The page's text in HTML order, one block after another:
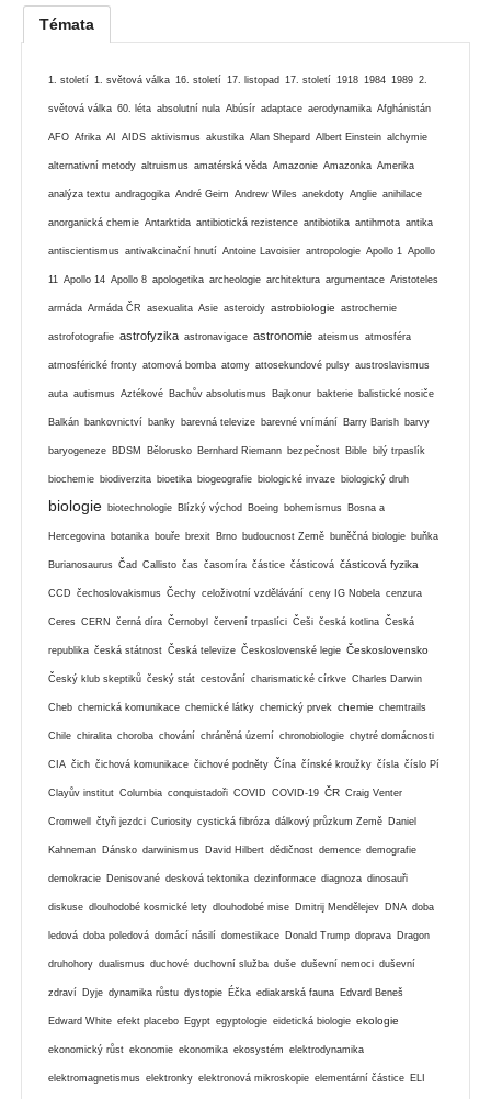
Témata
1. století 1. světová válka 16. století 17. listopad 17. století 1918 1984 1989 2.
světová válka 60. léta absolutní nula Abúsír adaptace aerodynamika Afghánistán
AFO Afrika AI AIDS aktivismus akustika Alan Shepard Albert Einstein alchymie
alternativní metody altruismus amatérská věda Amazonie Amazonka Amerika
analýza textu andragogika André Geim Andrew Wiles anekdoty Anglie anihilace
anorganická chemie Antarktida antibiotická rezistence antibiotika antihmota antika
antiscientismus antivakcinační hnutí Antoine Lavoisier antropologie Apollo 1 Apollo
11 Apollo 14 Apollo 8 apologetika archeologie architektura argumentace Aristoteles
armáda Armáda ČR asexualita Asie asteroidy astrobiologie astrochemie
astrofotografie astrofyzika astronavigace astronomie ateismus atmosféra
atmosférické fronty atomová bomba atomy attosekundové pulsy austroslavismus
auta autismus Aztékové Bachův absolutismus Bajkonur bakterie balistické nosiče
Balkán bankovnictví banky barevná televize barevné vnímání Barry Barish barvy
baryogeneze BDSM Bělorusko Bernhard Riemann bezpečnost Bible bilý trpaslík
biochemie biodiverzita bioetika biogeografie biologické invaze biologický druh
biologie biotechnologie Blízký východ Boeing bohemismus Bosna a
Hercegovina botanika bouře brexit Brno budoucnost Země buněčná biologie buňka
Burianosaurus Čad Callisto čas časomíra částice částicová částicová fyzika
CCD čechoslovakismus Čechy celoživotní vzdělávání ceny IG Nobela cenzura
Ceres CERN černá díra Černobyl červení trpaslíci Češi česká kotlina Česká
republika česká státnost Česká televize Československé legie Československo
Český klub skeptiků český stát cestování charismatické církve Charles Darwin
Cheb chemická komunikace chemické látky chemický prvek chemie chemtrails
Chile chiralita choroba chování chráněná území chronobiologie chytré domácnosti
CIA čich čichová komunikace čichové podněty Čína čínské kroužky čísla číslo Pí
Clayův institut Columbia conquistadoři COVID COVID-19 ČR Craig Venter
Cromwell čtyři jezdci Curiosity cystická fibróza dálkový průzkum Země Daniel
Kahneman Dánsko darwinismus David Hilbert dědičnost demence demografie
demokracie Denisované desková tektonika dezinformace diagnoza dinosauři
diskuse dlouhodobé kosmické lety dlouhodobé mise Dmitrij Mendělejev DNA doba
ledová doba poledová domácí násilí domestikace Donald Trump doprava Dragon
druhohory dualismus duchové duchovní služba duše duševní nemoci duševní
zdraví Dyje dynamika růstu dystopie Éčka ediakarská fauna Edvard Beneš
Edward White efekt placebo Egypt egyptologie eidetická biologie ekologie
ekonomický růst ekonomie ekonomika ekosystém elektrodynamika
elektromagnetismus elektronky elektronová mikroskopie elementární částice ELI